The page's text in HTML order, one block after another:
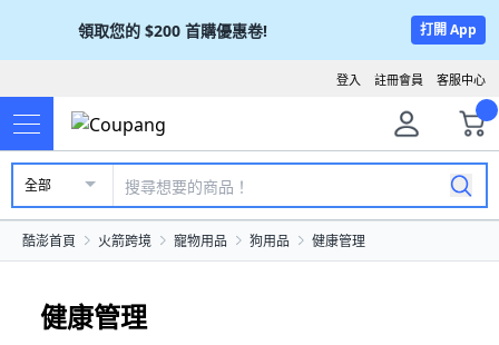
領取您的 $200 首購優惠卷! 打開 App
客服中心
註冊會員
登入
全部
酷澎首頁 火箭跨境 寵物用品 狗用品 健康管理
健康管理